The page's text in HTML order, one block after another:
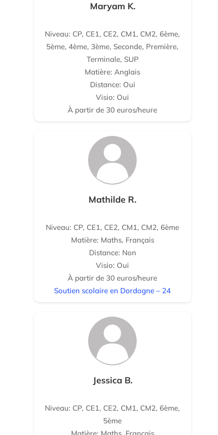
Maryam K.
Niveau: CP, CE1, CE2, CM1, CM2, 6ème,
5ème, 4ème, 3ème, Seconde, Première,
Terminale, SUP
Matière: Anglais
Distance: Oui
Visio: Oui
À partir de 30 euros/heure
Mathilde R.
Niveau: CP, CE1, CE2, CM1, CM2, 6ème
Matière: Maths, Français
Distance: Non
Visio: Oui
À partir de 30 euros/heure
Soutien scolaire en Dordogne – 24
Jessica B.
Niveau: CP, CE1, CE2, CM1, CM2, 6ème,
5ème